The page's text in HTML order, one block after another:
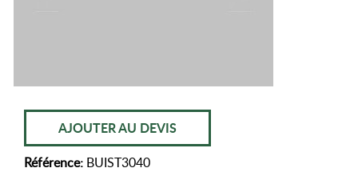
AJOUTER AU DEVIS
Référence: BUIST3040